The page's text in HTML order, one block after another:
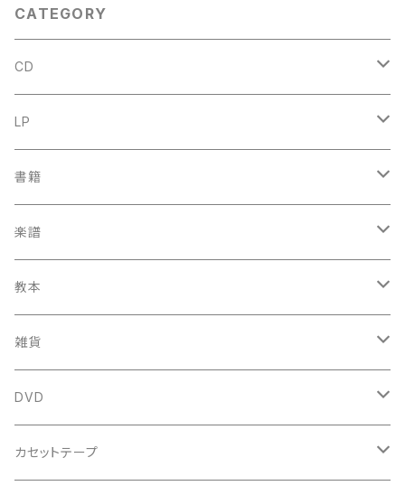
CATEGORY
CD
古楽
中古CD
鍋島元子関連CD
古楽以外
中古CD
LP
古楽
中古LP
鍋島元子関連LP
古楽以外
中古LP
書籍
古楽関係
中古本
新古本
古楽以外
中古本
中古本
楽譜
古楽関係
スコア
鍵盤用
古楽以外
スコア
教本
古楽関係
古楽以外
雑貨
トートバッグ
バロック
DVD
古楽
カセットテープ